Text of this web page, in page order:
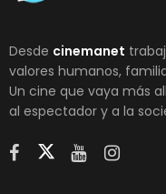
Desde cinemanet
valores humanos,
Un cine que vaya más
al espectador y a la